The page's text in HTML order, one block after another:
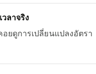
ลาจริง
ยดูการเปลี่ยนแปลงอัตรา